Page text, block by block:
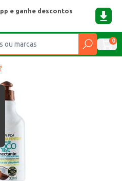
e ganhe descontos
0